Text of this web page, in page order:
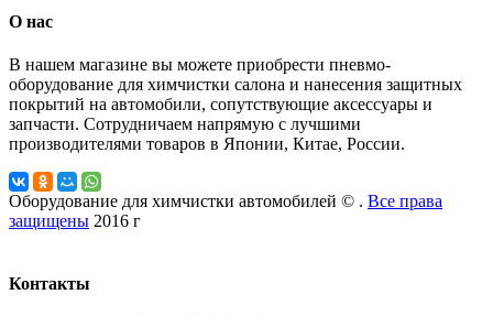
О нас
В нашем магазине вы можете приобрести пневмо-
оборудование для химчистки салона и нанесения защитных
покрытий на автомобили, сопутствующие аксессуары и
запчасти. Сотрудничаем напрямую с лучшими
производителями товаров в Японии, Китае, России.
Оборудование для химчистки автомобилей © . Все права
защищены 2016 г
Контакты